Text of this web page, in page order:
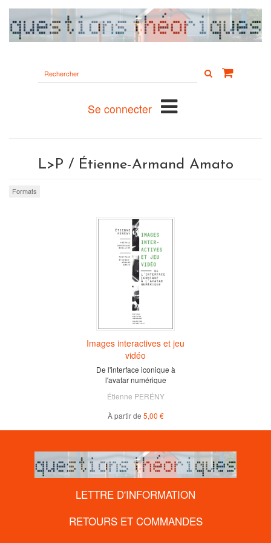
le
Se connecter
L>P / Étienne-Armand Amato
Formats
Images interactives et jeu
vidéo
De l'interface iconique à
l'avatar numérique
Étienne PERÉNY
À partir de 5,00 €
LETTRE D'INFORMATION
RETOURS ET COMMANDES